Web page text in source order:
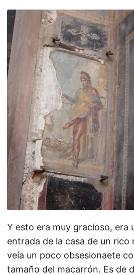
Y esto era muy gracioso, era
entrada de la casa de un rico
veía un poco obsesionaete
tamaño del macarrón. Es de